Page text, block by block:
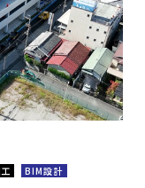
BIM設計